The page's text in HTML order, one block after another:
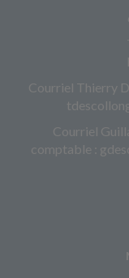
Courriel Thierry
Courriel
comptable :